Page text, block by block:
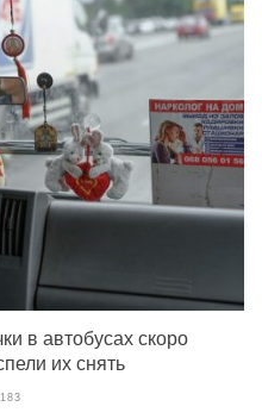
в автобусах скоро
их снять